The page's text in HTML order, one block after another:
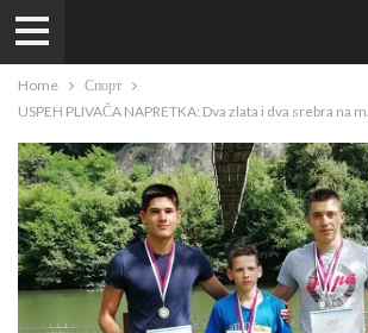
Home
Спорт
USPEH PLIVAČA NAPRETKA: Dva zlata i dva srebra na